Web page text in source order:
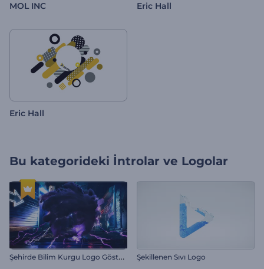
MOL INC Eric Hall
Eric Hall
Bu kategorideki İntrolar ve Logolar
Ş
ehirde Bilim Kurgu Logo Gösterimi Şekillenen Sıvı Logo